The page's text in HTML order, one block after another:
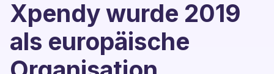
Xpendy wurde 2019
als europäische